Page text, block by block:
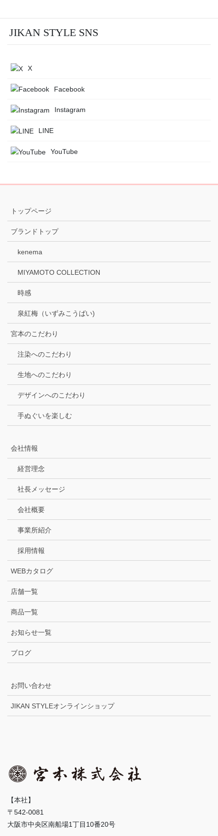
JIKAN STYLE SNS
X
Facebook
Instagram
LINE
YouTube
トップページ
ブランドトップ
kenema
MIYAMOTO COLLECTION
時感
泉紅梅（いずみこうばい)
宮本のこだわり
注染へのこだわり
生地へのこだわり
デザインへのこだわり
手ぬぐいを楽しむ
会社情報
経営理念
社長メッセージ
会社概要
事業所紹介
採用情報
WEBカタログ
店舗一覧
商品一覧
お知らせ一覧
ブログ
お問い合わせ
JIKAN STYLEオンラインショップ
【本社】
〒542-0081
大阪市中央区南船場1丁目10番20号